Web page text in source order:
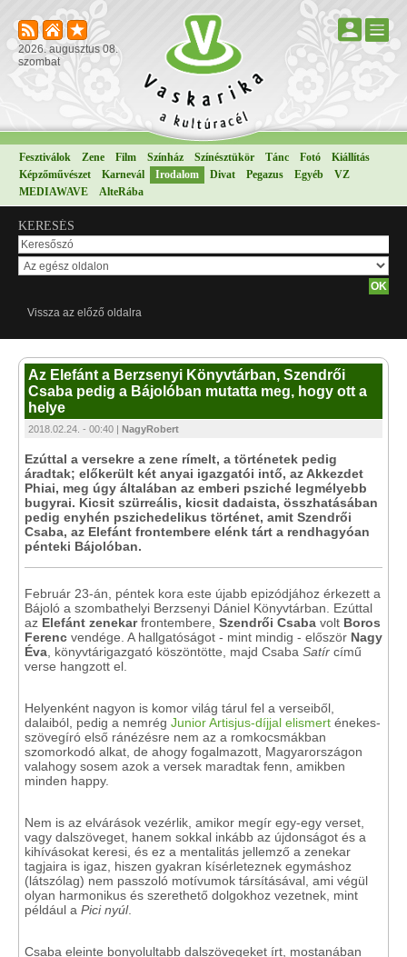
2026. augusztus 08.
szombat
Fesztiválok Zene Film Színház Színésztükör Tánc Fotó
Kiállítás
Képzőművészet
Karnevál Irodalom Divat Pegazus Egyéb
VZ
MEDIAWAVE
AlteRába
KERESÉS
Vissza az előző oldalra
Az Elefánt a Berzsenyi Könyvtárban, Szendrői
Csaba pedig a Bájolóban mutatta meg, hogy ott a
helye
2018.02.24. - 00:40 | NagyRobert
Ezúttal a versekre a zene rímelt, a történetek pedig
áradtak; előkerült két anyai igazgatói intő, az Akkezdet
Phiai, meg úgy általában az emberi psziché legmélyebb
bugyrai. Kicsit szürreális, kicsit dadaista, összhatásában
pedig enyhén pszichedelikus történet, amit Szendrői
Csaba, az Elefánt frontembere elénk tárt a rendhagyóan
pénteki Bájolóban.
Február 23-án, péntek kora este újabb epizódjához érkezett a
Bájoló a szombathelyi Berzsenyi Dániel Könyvtárban. Ezúttal
az Elefánt zenekarfrontembere, Szendrői Csaba volt Boros
Ferenc vendége. A hallgatóságot - mint mindig - először Nagy
Éva , könyvtárigazgató köszöntötte, majd Csaba Satír című
verse hangzott el.
Helyenként nagyon is komor világ tárul fel a verseiből,
dalaiból, pedig a nemrég Junior Artisjus-díjjal elismert énekes-
szövegíró első ránézésre nem az a romkocsmákban
szomorkodó alkat, de ahogy fogalmazott, Magyarországon
valahogy sosem azok a versek maradtak fenn, amikben
minden happy.
Nem is az elvárások vezérlik, amikor megír egy-egy verset,
vagy dalszöveget, hanem sokkal inkább az újdonságot és a
kihívásokat keresi, és ez a mentalitás jellemző a zenekar
tagjaira is igaz, hiszen gyakran kísérleteznek egymáshoz
(látszólag) nem passzoló motívumok társításával, ami végül
olyan harmonikus és szerethető dolgokhoz vezetnek, mint
például a Pici nyúl.
Csaba eleinte bonyolultabb dalszövegeket írt, mostanában